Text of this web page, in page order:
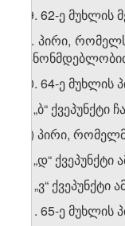
19. 62-ე
„2. პირი,
20. 64-ე
ა) „ბ“
„ბ) პირი,
ბ) „დ“
გ) „ვ“
21. 65-ე